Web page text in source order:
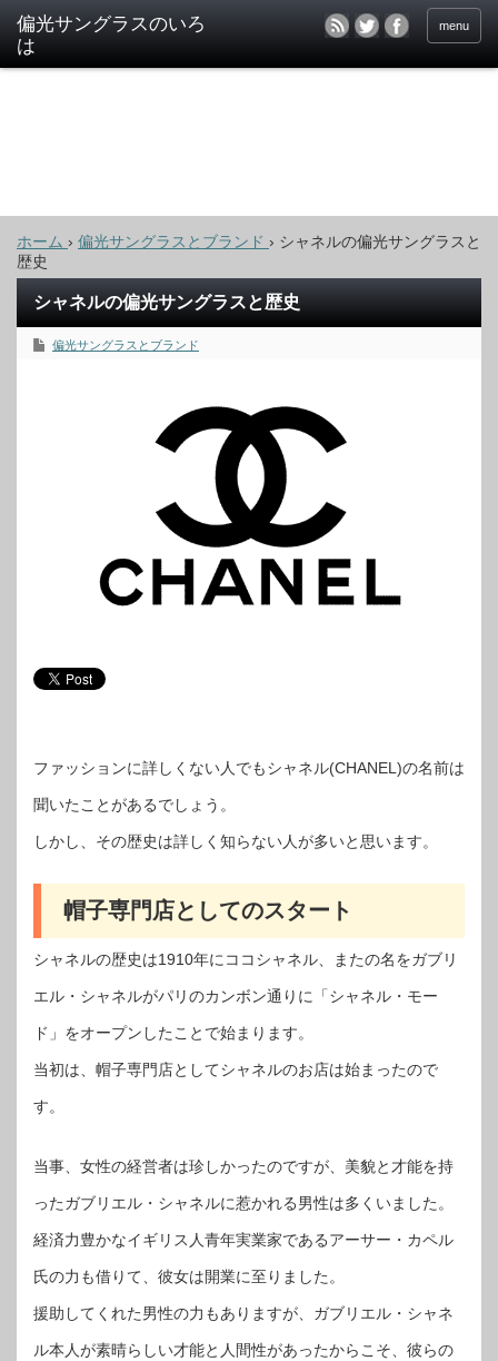
偏光サングラスのいろ
は
menu
ホーム › 偏光サングラスとブランド › シャネルの偏光サングラスと
歴史
シャネルの偏光サングラスと歴史
偏光サングラスとブランド
ファッションに詳しくない人でもシャネル(CHANEL)の名前は
聞いたことがあるでしょう。
しかし、その歴史は詳しく知らない人が多いと思います。
帽子専門店としてのスタート
シャネルの歴史は1910年にココシャネル、またの名をガブリ
エル・シャネルがパリのカンボン通りに「シャネル・モー
ド」をオープンしたことで始まります。
当初は、帽子専門店としてシャネルのお店は始まったので
す。
当事、女性の経営者は珍しかったのですが、美貌と才能を持
ったガブリエル・シャネルに惹かれる男性は多くいました。
経済力豊かなイギリス人青年実業家であるアーサー・カペル
氏の力も借りて、彼女は開業に至りました。
援助してくれた男性の力もありますが、ガブリエル・シャネ
ル本人が素晴らしい才能と人間性があったからこそ、彼らの